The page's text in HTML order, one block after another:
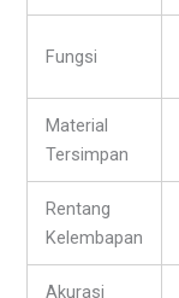
Fungsi
Material
Tersimpan
Rentang
Kelembapan
Akurasi